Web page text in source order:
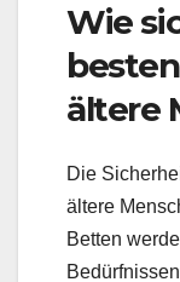
Wie
ältere
Die
ältere
Betten